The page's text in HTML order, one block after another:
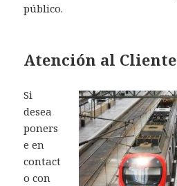
público.
Atención al Cliente
Si
desea
poners
e en
contact
o con